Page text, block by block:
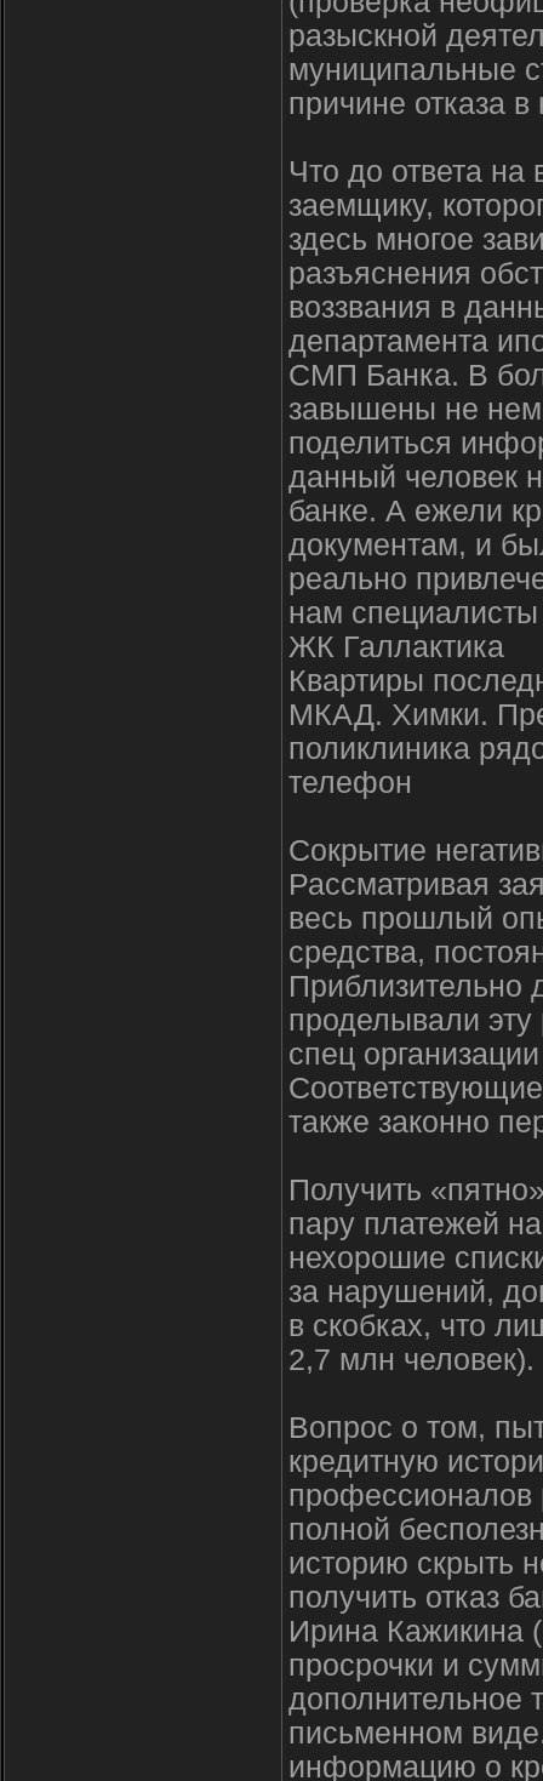
разыскной
муниципальные
причине отказа в
Что до ответа на
заемщику,
здесь многое
разъяснения
воззвания в
департамента
СМП Банка. В
завышены не
поделиться
данный человек
банке. А ежели
документам, и
реально
нам
ЖК Галлактика
Квартиры
МКАД. Химки.
поликлиника
телефон
Сокрытие
Рассматривая
весь прошлый
средства,
Приблизительно
проделывали эту
спец
также законно
Получить
пару платежей
нехорошие
за нарушений,
в скобках, что
2,7 млн человек).
Вопрос о том,
кредитную
профессионалов
полной
историю скрыть
получить отказ
Ирина Кажикина
просрочки и
дополнительное
письменном
информацию о